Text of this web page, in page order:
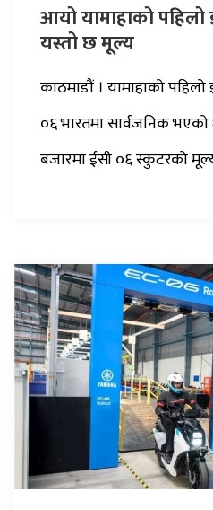
आयो यामाहाको
यस्तो छ मूल्य
काठमाडौं । यामाहाको
०६ भारतमा सार्वजनिक
बजारमा ईसी ०६ स्कुटरको